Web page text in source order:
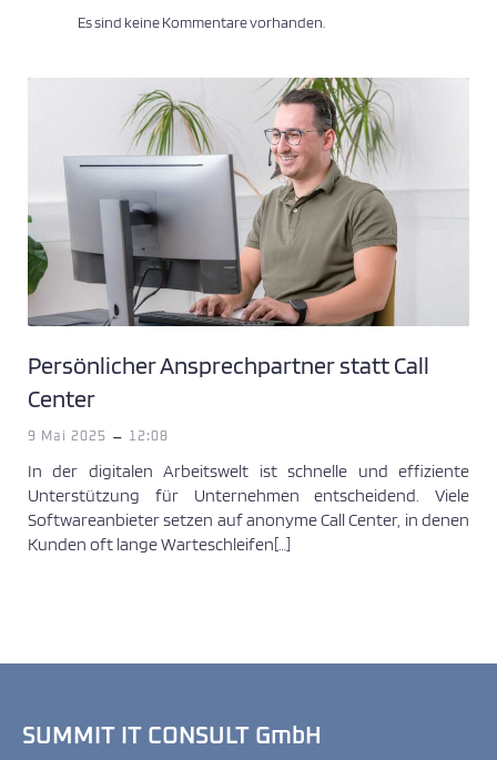
Es sind keine Kommentare vorhanden.
Persönlicher Ansprechpartner statt Call
Center
9 Mai 2025 - 12:08
In der digitalen Arbeitswelt ist schnelle und effiziente
Unterstützung für Unternehmen entscheidend. Viele
Softwareanbieter setzen auf anonyme Call Center, in denen
Kunden oft lange Warteschleifen[…]
SUMMIT IT CONSULT GmbH